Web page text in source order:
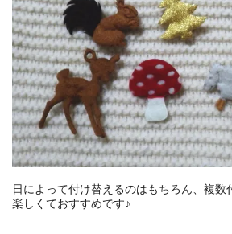
日によって付け替えるのはもちろん、複数
楽しくておすすめです♪